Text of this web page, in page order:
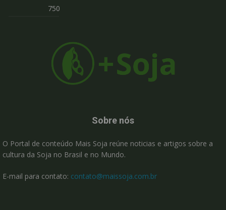
750
Sobre nós
O Portal de conteúdo Mais Soja reúne noticias e artigos sobre a
cultura da Soja no Brasil e no Mundo.
E-mail para contato: contato@maissoja.com.br